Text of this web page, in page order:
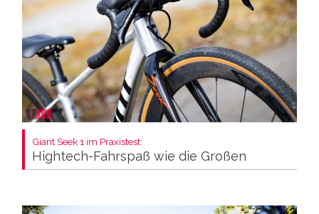
Giant Seek 1 im Praxistest:
Hightech-Fahrspaß wie die Großen